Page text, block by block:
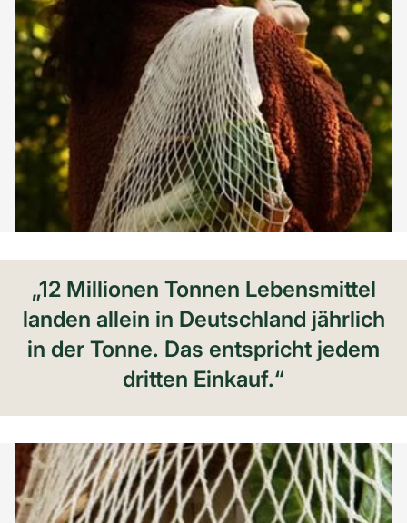
„12 Millionen Tonnen Lebensmittel
landen allein in Deutschland jährlich
in der Tonne. Das entspricht jedem
dritten Einkauf.“